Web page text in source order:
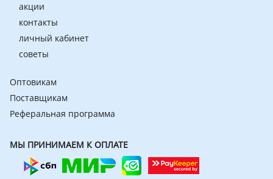
акции
контакты
личный кабинет
советы
Оптовикам
Поставщикам
Реферальная программа
МЫ ПРИНИМАЕМ К ОПЛАТЕ